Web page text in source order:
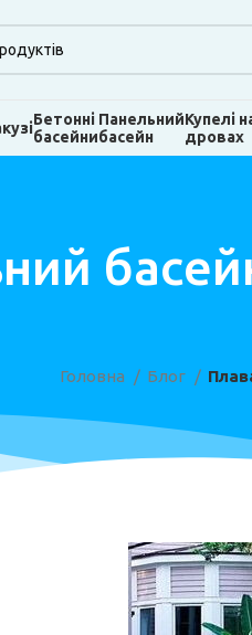
Бетонні
басейни
Панельний
басейн
Купелі
дровах
Головна Блог